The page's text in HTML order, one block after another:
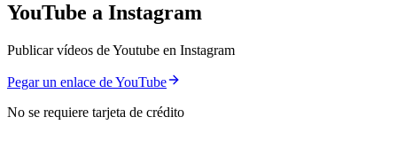
YouTube a Instagram
Publicar vídeos de Youtube en Instagram
Pegar un enlace de YouTube
No se requiere tarjeta de crédito